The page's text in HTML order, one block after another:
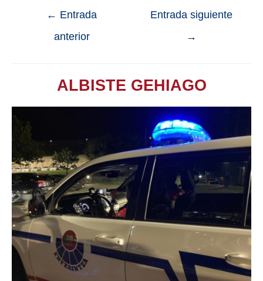
← Entrada
anterior
Entrada siguiente
→
ALBISTE GEHIAGO